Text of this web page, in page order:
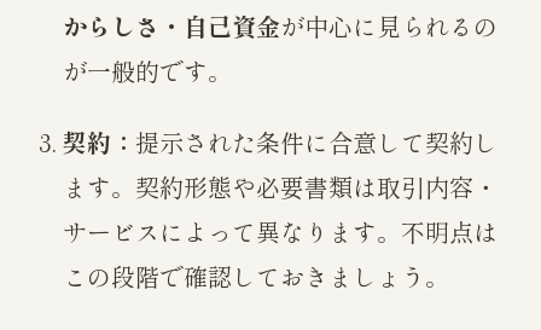
からしさ・自己資金が中心に見られるの
が一般的です。
契約： 提示された条件に合意して契約し
ます。契約形態や必要書類は取引内容・
サービスによって異なります。不明点は
この段階で確認しておきましょう。